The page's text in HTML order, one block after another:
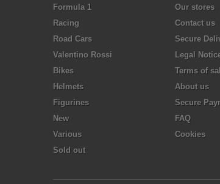
Formula 1
Racing
Road Cars
Valentino Rossi
Bikes
Helmets
Figurines
New
Various
Sold out
Our stores
Contact us
Secure
Legal
Terms of
About us
Secure
FAQ
Cookies